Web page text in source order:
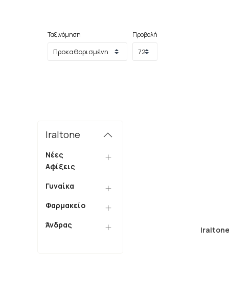
Ταξινόμηση Προβολή
Iraltone
Νέες
Αφίξεις
Γυναίκα
Φαρμακείο
Άνδρας